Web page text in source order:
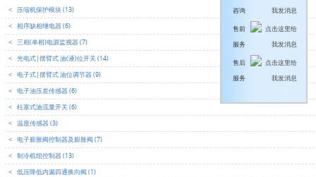
< 压缩机保护模块 (13)
< 相序缺相继电器 (6)
< 三相(单相)电源监视器 (7)
< 光电式|摆臂式 油(液)位开关 (14)
< 电子式|摆臂式 油位调节器 (9)
< 电子油压差传感器 (6)
< 柱塞式油流量开关 (6)
< 温度传感器 (3)
< 电子膨胀阀控制器及膨胀阀 (7)
< 制冷机组控制器 (13)
< 低压降低内漏四通换向阀 (1)
咨询
售前
服务
售后
服务